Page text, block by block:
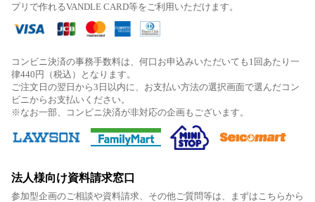
プリで作れるVANDLE CARD等をご利用いただけます。
コンビニ決済の事務手数料は、何口お申込みいただいても1回あたり一
律440円（税込）となります。
ご注文日の翌日から3日以内に、お支払い方法の選択画面で選んだコン
ビニからお支払いください。
※なお一部、コンビニ決済が非対応の企画もございます。
法人様向け資料請求窓口
参加型企画のご相談や資料請求、その他ご質問等は、まずはこちらから